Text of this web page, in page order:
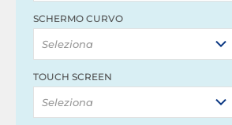
SCHERMO CURVO
Seleziona
TOUCH SCREEN
Seleziona